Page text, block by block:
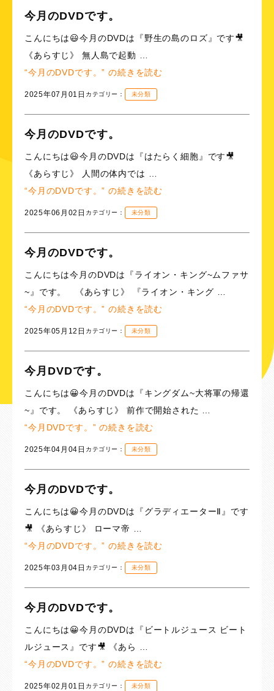
今月のDVDです。
こんにちは😃今月のDVDは『野生の島のロズ』です🎥
《あらすじ》 無人島で起動 …
“今月のDVDです。” の続きを読む
2025年07月01日 カテゴリー： 未分類
今月のDVDです。
こんにちは😃今月のDVDは『はたらく細胞』です🎥
《あらすじ》 人間の体内では …
“今月のDVDです。” の続きを読む
2025年06月02日 カテゴリー： 未分類
今月のDVDです。
こんにちは今月のDVDは『ライオン・キング~ムファサ
~』です。 《あらすじ》 『ライオン・キング …
“今月のDVDです。” の続きを読む
2025年05月12日 カテゴリー： 未分類
今月DVDです。
こんにちは😀今月のDVDは『キングダム~大将軍の帰還
~』です。 《あらすじ》 前作で開始された …
“今月DVDです。” の続きを読む
2025年04月04日 カテゴリー： 未分類
今月のDVDです。
こんにちは😀今月のDVDは『グラディエーターⅡ』です
🎥 《あらすじ》 ローマ帝 …
“今月のDVDです。” の続きを読む
2025年03月04日 カテゴリー： 未分類
今月のDVDです。
こんにちは😀今月のDVDは『ビートルジュース ビート
ルジュース』です🎥 《あら …
“今月のDVDです。” の続きを読む
2025年02月01日 カテゴリー： 未分類